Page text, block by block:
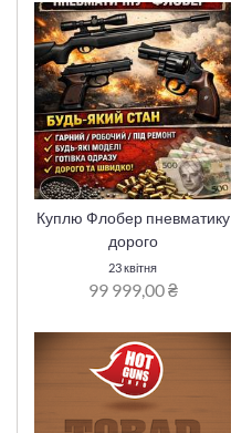
Куплю Флобер пневматику
дорого
23 квітня
99 999,00 ₴